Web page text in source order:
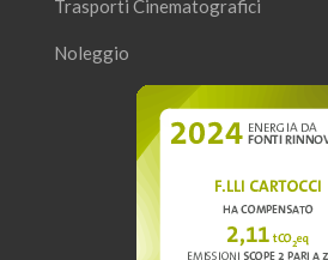
Trasporti Cinematografici
Noleggio